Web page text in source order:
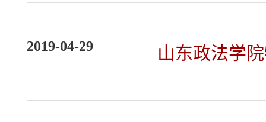
2019-04-29 山东政法学